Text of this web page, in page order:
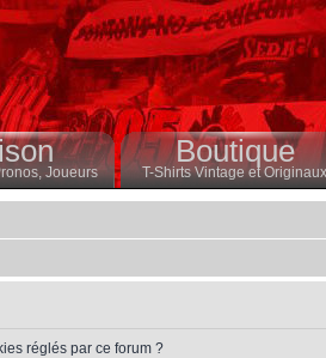
Joueurs
Boutique
T-Shirts Vintage et Originaux
réglés par ce forum ?